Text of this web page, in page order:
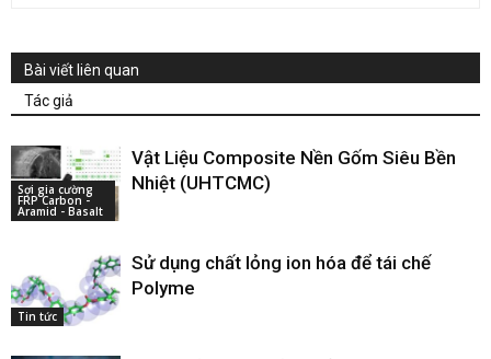
Bài viết liên quan
Tác giả
Sợi gia cường
FRP Carbon -
Aramid - Basalt
Vật Liệu Composite Nền Gốm Siêu Bền
Nhiệt (UHTCMC)
Tin tức
Sử dụng chất lỏng ion hóa để tái chế
Polyme